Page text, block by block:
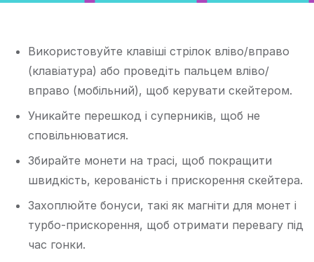
Використовуйте клавіші стрілок вліво/вправо
(клавіатура) або проведіть пальцем вліво/
вправо (мобільний), щоб керувати скейтером.
Уникайте перешкод і суперників, щоб не
сповільнюватися.
Збирайте монети на трасі, щоб покращити
швидкість, керованість і прискорення скейтера.
Захоплюйте бонуси, такі як магніти для монет і
турбо-прискорення, щоб отримати перевагу під
час гонки.